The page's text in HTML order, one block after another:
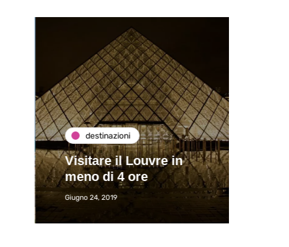
destinazioni
Visitare il Louvre in
meno di 4 ore
Giugno 24, 2019